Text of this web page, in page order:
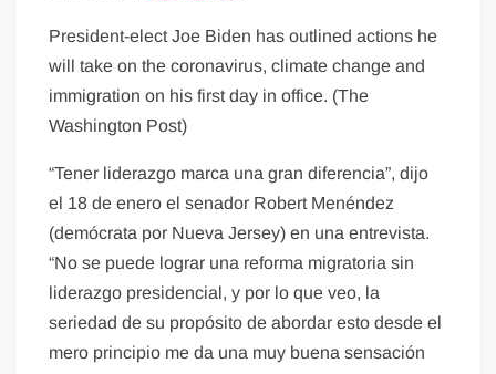
President-elect Joe Biden has outlined actions he
will take on the coronavirus, climate change and
immigration on his first day in office. (The
Washington Post)
“Tener liderazgo marca una gran diferencia”, dijo
el 18 de enero el senador Robert Menéndez
(demócrata por Nueva Jersey) en una entrevista.
“No se puede lograr una reforma migratoria sin
liderazgo presidencial, y por lo que veo, la
seriedad de su propósito de abordar esto desde el
mero principio me da una muy buena sensación